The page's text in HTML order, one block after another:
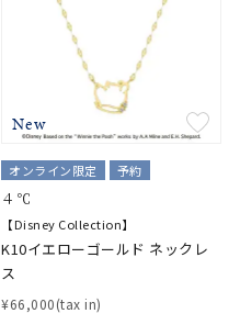
New
オンライン限定 予約
４℃
【Disney Collection】
K10イエローゴールド ネックレ
ス
¥66,000(tax in)